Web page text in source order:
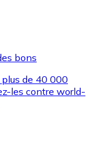
bons
de 40 000
les contre world-